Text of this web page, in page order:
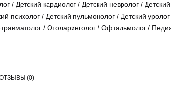
/ Детский кардиолог / Детский невролог /
психолог / Детский пульмонолог / Детский уролог
/ Отоларинголог / Офтальмолог /
ОТЗЫВЫ (0)